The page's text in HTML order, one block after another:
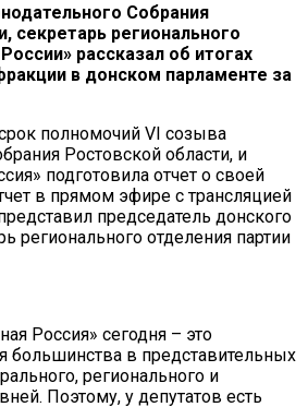
Собрания
секретарь регионального
рассказал об итогах
в донском парламенте за
полномочий VI созыва
Ростовской области, и
подготовила отчет о своей
в прямом эфире с трансляцией
председатель донского
регионального отделения партии
Россия» сегодня – это
большинства в представительных
регионального и
Поэтому, у депутатов есть